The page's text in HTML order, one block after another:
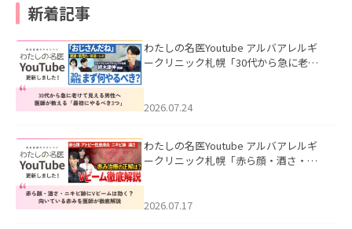
新着記事
わたしの名医Youtube アルバアレルギ
ークリニック札幌「30代から急に老け
た。
2026.07.24
わたしの名医Youtube アルバアレルギ
ークリニック札幌「赤ら顔・酒さ・ニ
した。
2026.07.17